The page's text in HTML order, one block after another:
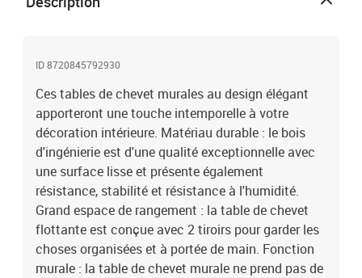
ID 8720845792930
Ces tables de chevet murales au design élégant
apporteront une touche intemporelle à votre
décoration intérieure. Matériau durable : le bois
d'ingénierie est d'une qualité exceptionnelle avec
une surface lisse et présente également
résistance, stabilité et résistance à l'humidité.
Grand espace de rangement : la table de chevet
flottante est conçue avec 2 tiroirs pour garder les
choses organisées et à portée de main. Fonction
murale : la table de chevet murale ne prend pas de